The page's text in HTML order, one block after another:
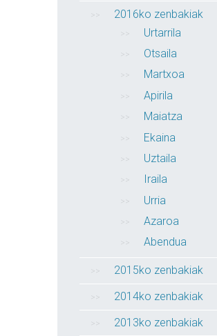
2016ko zenbakiak
Urtarrila
Otsaila
Martxoa
Apirila
Maiatza
Ekaina
Uztaila
Iraila
Urria
Azaroa
Abendua
2015ko zenbakiak
2014ko zenbakiak
2013ko zenbakiak